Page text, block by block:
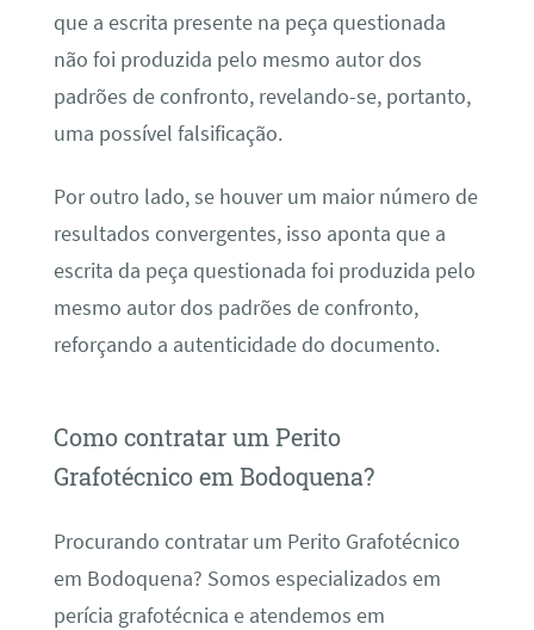
que a escrita presente na peça questionada
não foi produzida pelo mesmo autor dos
padrões de confronto, revelando-se, portanto,
uma possível falsificação.
Por outro lado, se houver um maior número de
resultados convergentes, isso aponta que a
escrita da peça questionada foi produzida pelo
mesmo autor dos padrões de confronto,
reforçando a autenticidade do documento.
Como contratar um Perito
Grafotécnico em Bodoquena?
Procurando contratar um Perito Grafotécnico
em Bodoquena? Somos especializados em
perícia grafotécnica e atendemos em